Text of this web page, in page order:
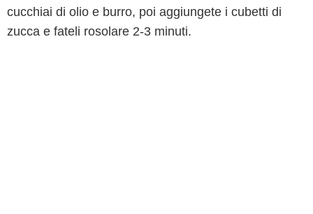
cucchiai di olio e burro, poi aggiungete i cubetti di
zucca e fateli rosolare 2-3 minuti.